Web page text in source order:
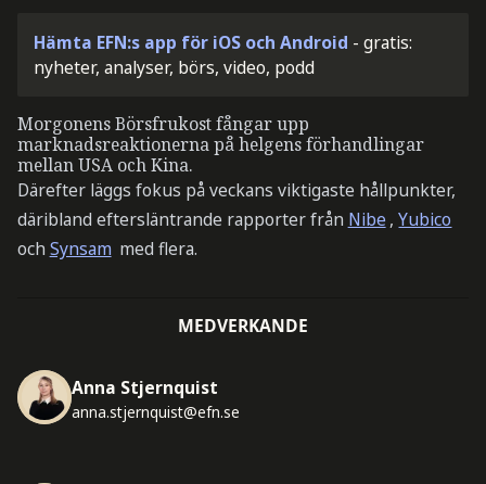
Hämta EFN:s app för iOS och Android - gratis:
nyheter, analyser, börs, video, podd
Morgonens Börsfrukost fångar upp
marknadsreaktionerna på helgens förhandlingar
mellan USA och Kina.
Därefter läggs fokus på veckans viktigaste hållpunkter,
däribland eftersläntrande rapporter från Nibe ,Yubico
och Synsam med flera.
MEDVERKANDE
Anna Stjernquist
anna.stjernquist@efn.se